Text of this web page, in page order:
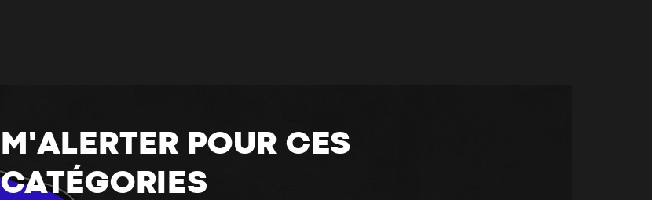
M'ALERTER POUR CES
CATÉGORIES